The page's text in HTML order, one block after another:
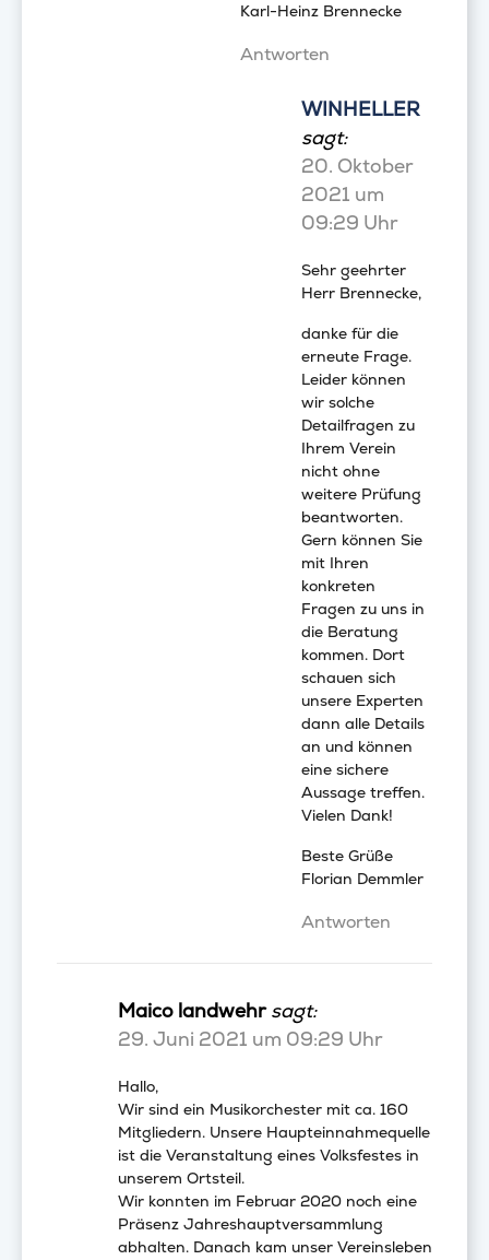
Karl-Heinz Brennecke
Antworten
WINHELLER
sagt:
20. Oktober
2021 um
09:29 Uhr
Sehr geehrter
Herr Brennecke,
danke für die
erneute Frage.
Leider können
wir solche
Detailfragen zu
Ihrem Verein
nicht ohne
weitere Prüfung
beantworten.
Gern können Sie
mit Ihren
konkreten
Fragen zu uns in
die Beratung
kommen. Dort
schauen sich
unsere Experten
dann alle Details
an und können
eine sichere
Aussage treffen.
Vielen Dank!
Beste Grüße
Florian Demmler
Antworten
Maico landwehr sagt:
29. Juni 2021 um 09:29 Uhr
Hallo,
Wir sind ein Musikorchester mit ca. 160
Mitgliedern. Unsere Haupteinnahmequelle
ist die Veranstaltung eines Volksfestes in
unserem Ortsteil.
Wir konnten im Februar 2020 noch eine
Präsenz Jahreshauptversammlung
abhalten. Danach kam unser Vereinsleben